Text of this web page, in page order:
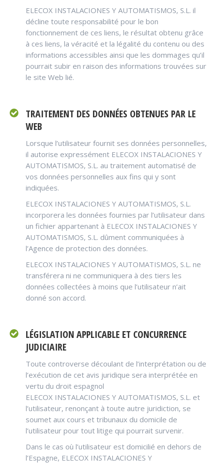
ELECOX INSTALACIONES Y AUTOMATISMOS, S.L. il
décline toute responsabilité pour le bon
fonctionnement de ces liens, le résultat obtenu grâce
à ces liens, la véracité et la légalité du contenu ou des
informations accessibles ainsi que les dommages qu’il
pourrait subir en raison des informations trouvées sur
le site Web lié.
TRAITEMENT DES DONNÉES OBTENUES PAR LE
WEB
Lorsque l’utilisateur fournit ses données personnelles,
il autorise expressément ELECOX INSTALACIONES Y
AUTOMATISMOS, S.L. au traitement automatisé de
vos données personnelles aux fins qui y sont
indiquées.
ELECOX INSTALACIONES Y AUTOMATISMOS, S.L.
incorporera les données fournies par l’utilisateur dans
un fichier appartenant à ELECOX INSTALACIONES Y
AUTOMATISMOS, S.L. dûment communiquées à
l’Agence de protection des données.
ELECOX INSTALACIONES Y AUTOMATISMOS, S.L. ne
transférera ni ne communiquera à des tiers les
données collectées à moins que l’utilisateur n’ait
donné son accord.
LÉGISLATION APPLICABLE ET CONCURRENCE
JUDICIAIRE
Toute controverse découlant de l’interprétation ou de
l’exécution de cet avis juridique sera interprétée en
vertu du droit espagnol
ELECOX INSTALACIONES Y AUTOMATISMOS, S.L. et
l’utilisateur, renonçant à toute autre juridiction, se
soumet aux cours et tribunaux du domicile de
l’utilisateur pour tout litige qui pourrait survenir.
Dans le cas où l’utilisateur est domicilié en dehors de
l’Espagne, ELECOX INSTALACIONES Y